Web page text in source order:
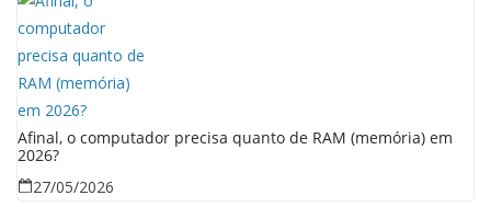
Afinal, o computador precisa quanto de RAM (memória) em
2026?
27/05/2026